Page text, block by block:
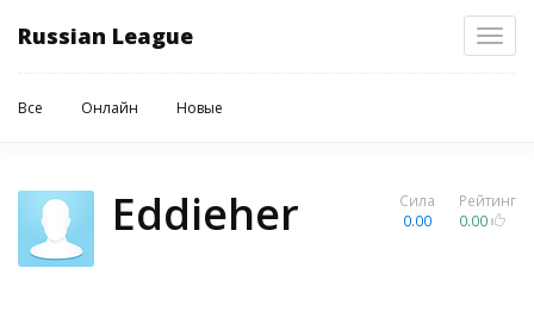
Russian League
Все Онлайн Новые
Рейтинг
0.00
Сила
0.00
Eddieher